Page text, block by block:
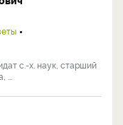
с.-х. наук, старший